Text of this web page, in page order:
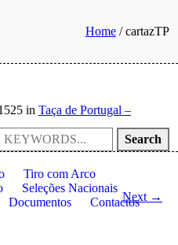
Ação Social da Universidade
Search
Tiro com Arco
Seleções Nacionais
Documentos Contactos
Home /cartazTP
in Taça de Portugal –
Next →